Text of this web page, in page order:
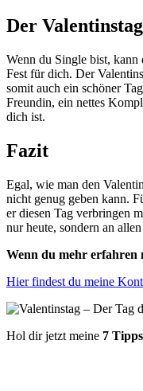
Der
Wenn du Single bist, kann
Fest für dich. Der
somit auch ein schöner
Freundin, ein nettes
dich ist.
Fazit
Egal, wie man den
nicht genug geben kann.
er diesen Tag verbringen
nur heute, sondern an
Wenn du mehr erfahren
Hier findest du meine
Hol dir jetzt meine 7